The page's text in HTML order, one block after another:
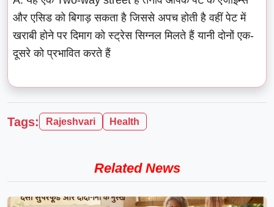
और एसिड को बिगाड़ सकता है जिससे अपच होती है वहीं पेट में
खराबी होने पर दिमाग को स्ट्रेस सिग्नल मिलते हैं यानी दोनों एक-
दूसरे को प्रभावित करते हैं
Tags: Rajeshvari Health
Related News